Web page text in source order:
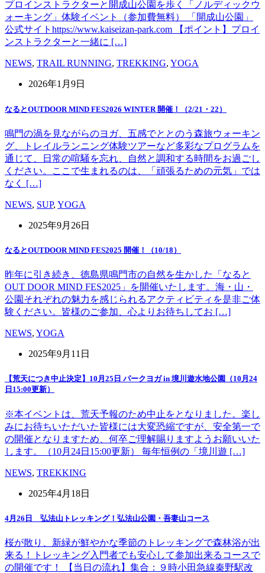
プロインストラクターと開成山公園を歩く「ノルディックウ
ォーキング」体験イベント（参加費無料） 「開成山公園」
公式サイトhttps://www.kaiseizan-park.com 【ポイント】プロイ
ンストラクターと一緒に […]
NEWS, TRAIL RUNNING, TREKKING, YOGA
2026年1月9日
なるとOUTDOOR MIND FES2026 WINTER 開催！（2/21・22）
鳴門の渦を見ながらのヨガ、五感でととのう森旅ウォーキン
グ、トレイルランニング体験ツアーなど多彩なプログラムを
通じて、日常の喧騒を忘れ、自然と調和する時間をお過ごし
ください。ここで生まれるのは、「頑張るための元気」では
なく […]
NEWS, SUP, YOGA
2025年9月26日
なるとOUTDOOR MIND FES2025 開催！（10/18）
昨年に引き続き、徳島県鳴門市の自然を生かした「なると
OUT DOOR MIND FES2025」を開催いたします。海・山・
公園それぞれの魅力を感じられるアクティビティを是非ご体
験ください。皆様のご参加、心よりお待ちしてお […]
NEWS, YOGA
2025年9月11日
【荒天につき中止決定】10月25日 パークヨガ in 境川遊水地公園（10月24
日15:00更新）
※本イベントは、荒天予報のため中止をとなりました。楽し
みにお待ちいただいた皆様には大変恐縮ですが、安全第一で
の開催となりますため、何卒ご理解賜りますようお願いいた
します。（10月24日15:00更新） 毎年恒例の「境川遊 […]
NEWS, TREKKING
2025年4月18日
4月26日 弘法山トレッキング！弘法山公園・吾妻山コース
桜が散り、新緑が鮮やかな季節のトレッキングで森林浴が出
来る！トレッキング入門者でも安心して参加出来るコースで
の開催です！ 【当日の流れ】集合：９時小田急線秦野駅改